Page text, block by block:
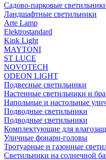
Садово-парковые
Ландшафтные светильники
Arte Lamp
Elektrostandard
Kink Light
MAYTONI
ST LUCE
NOVOTECH
ODEON LIGHT
Подвесные светильники
Настенные светильники и бра
Напольные и настольные
Подводные светильники
Подводные светильники
Комплектующие для
Уличные фонари-головы
Тротуарные и газонные
Светильники на солнечной